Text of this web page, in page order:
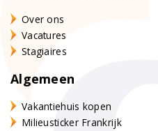
Over ons
Vacatures
Stagiaires
Algemeen
Vakantiehuis kopen
Milieusticker Frankrijk